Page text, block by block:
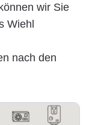
wir Sie
Wiehl
nach den